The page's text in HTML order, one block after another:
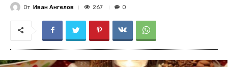
От Иван Ангелов 267 0